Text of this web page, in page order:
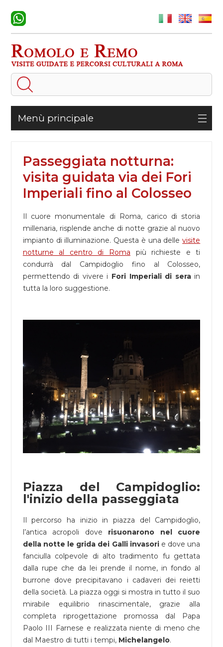
Menù principale
Passeggiata notturna:
visita guidata via dei Fori
Imperiali fino al Colosseo
Il cuore monumentale di Roma, carico di storia
millenaria, risplende anche di notte grazie al nuovo
impianto di illuminazione. Questa è una dellevisite
notturne al centro di Roma più richieste e ti
condurrà dal Campidoglio fino al Colosseo,
permettendo di vivere i Fori Imperiali di serain
tutta la loro suggestione.
Piazza del Campidoglio:
l'inizio della passeggiata
Il percorso ha inizio in piazza del Campidoglio,
l’antica acropoli dove risuonarono nel cuore
della notte le grida dei Galli invasori e dove una
fanciulla colpevole di alto tradimento fu gettata
dalla rupe che da lei prende il nome, in fondo al
burrone dove precipitavano i cadaveri dei reietti
della società. La piazza oggi si mostra in tutto il suo
mirabile equilibrio rinascimentale, grazie alla
completa riprogettazione promossa dal Papa
Paolo III Farnese e realizzata niente di meno che
dal Maestro di tutti i tempi, Michelangelo.